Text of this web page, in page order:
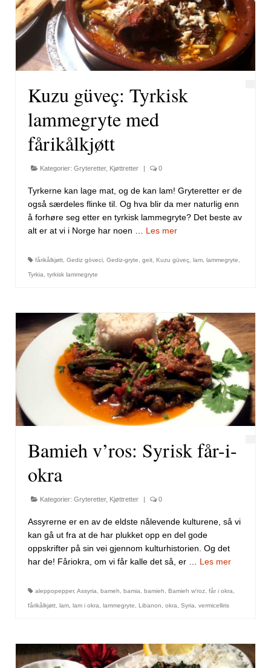
Kuzu güveç: Tyrkisk
lammegryte med
fårikålkjøtt
Kategorier: Gryteretter, Kjøttretter | 0
Tyrkerne kan lage mat, og de kan lam! Gryteretter er de
også særdeles flinke til. Og hva blir da mer naturlig enn
å forhøre seg etter en tyrkisk lammegryte? Det beste av
alt er at vi i Norge har noen … Les mer
fårikålkjøtt Gediz göveci Gediz-gryte geit Kuzu güveç lam lammegryte
Tyrkia tyrkisk lammegryte
Bamieh v’ros: Syrisk får-i-
okra
Kategorier: Gryteretter, Kjøttretter | 0
Assyrerne er en av de eldste nålevende kulturene, så vi
kan gå ut fra at de har plukket opp en del gode
oppskrifter på sin vei gjennom kulturhistorien. Og det
har de! Fåriokra, om vi får kalle det så, er … Les mer
aleppopepper, Assyria bameh bamia bamieh Bamieh w'roz får i okra
fårikålkjøtt lam lam i okra lammegryte Libanon okra Syria vermicelliris